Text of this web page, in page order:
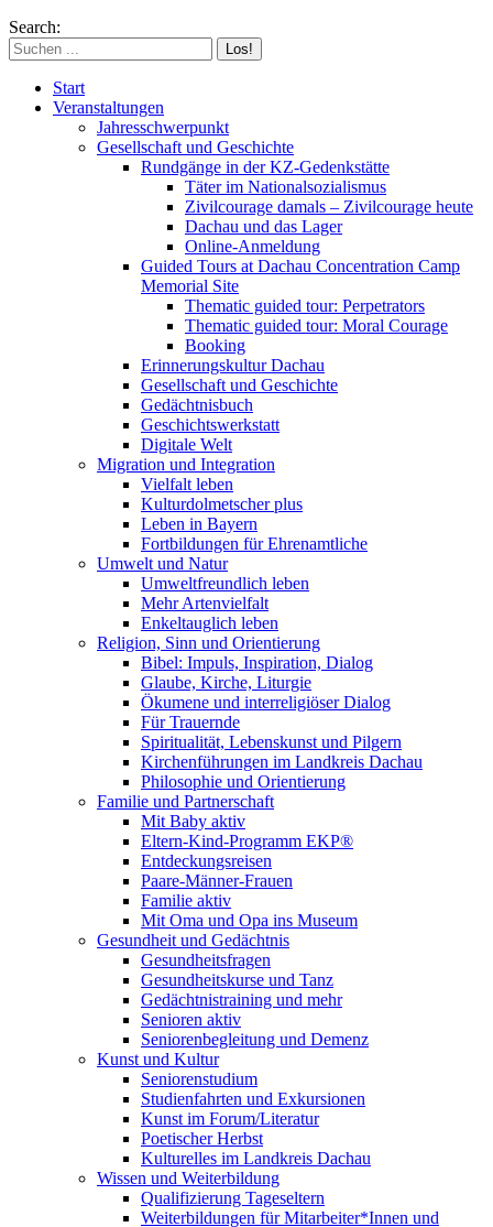
Search:
Start
Veranstaltungen
Jahresschwerpunkt
Gesellschaft und Geschichte
Rundgänge in der KZ-Gedenkstätte
Täter im Nationalsozialismus
Zivilcourage damals – Zivilcourage heute
Dachau und das Lager
Online-Anmeldung
Guided Tours at Dachau Concentration Camp
Memorial Site
Thematic guided tour: Perpetrators
Thematic guided tour: Moral Courage
Booking
Erinnerungskultur Dachau
Gesellschaft und Geschichte
Gedächtnisbuch
Geschichtswerkstatt
Digitale Welt
Migration und Integration
Vielfalt leben
Kulturdolmetscher plus
Leben in Bayern
Fortbildungen für Ehrenamtliche
Umwelt und Natur
Umweltfreundlich leben
Mehr Artenvielfalt
Enkeltauglich leben
Religion, Sinn und Orientierung
Bibel: Impuls, Inspiration, Dialog
Glaube, Kirche, Liturgie
Ökumene und interreligiöser Dialog
Für Trauernde
Spiritualität, Lebenskunst und Pilgern
Kirchenführungen im Landkreis Dachau
Philosophie und Orientierung
Familie und Partnerschaft
Mit Baby aktiv
Eltern-Kind-Programm EKP®
Entdeckungsreisen
Paare-Männer-Frauen
Familie aktiv
Mit Oma und Opa ins Museum
Gesundheit und Gedächtnis
Gesundheitsfragen
Gesundheitskurse und Tanz
Gedächtnistraining und mehr
Senioren aktiv
Seniorenbegleitung und Demenz
Kunst und Kultur
Seniorenstudium
Studienfahrten und Exkursionen
Kunst im Forum/Literatur
Poetischer Herbst
Kulturelles im Landkreis Dachau
Wissen und Weiterbildung
Qualifizierung Tageseltern
Weiterbildungen für Mitarbeiter*Innen und